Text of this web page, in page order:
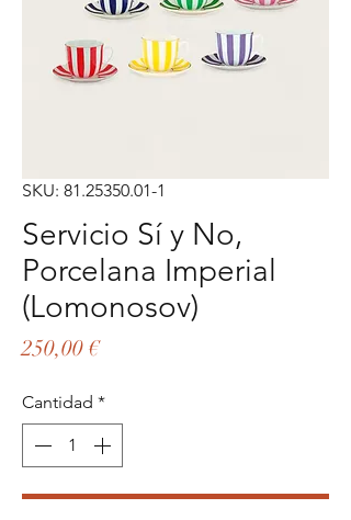
SKU: 81.25350.01-1
Servicio Sí y No,
Porcelana Imperial
(Lomonosov)
250,00 €Precio
Cantidad *